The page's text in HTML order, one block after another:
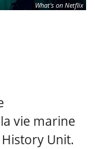
What's on Netflix
vie marine
Unit.